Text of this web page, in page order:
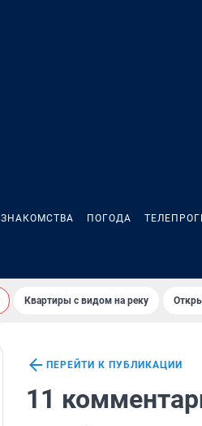
ЗНАКОМСТВА ПОГОДА
Квартиры с видом на реку
ПЕРЕЙТИ К ПУБЛИКАЦИИ
11